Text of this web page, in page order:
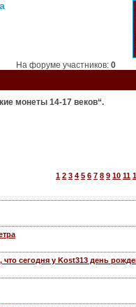
На форуме участников: 0
монеты 14-17 веков“.
1 2 3 4 5 6 7 8 9 10 11
что сегодня у Kost313 день